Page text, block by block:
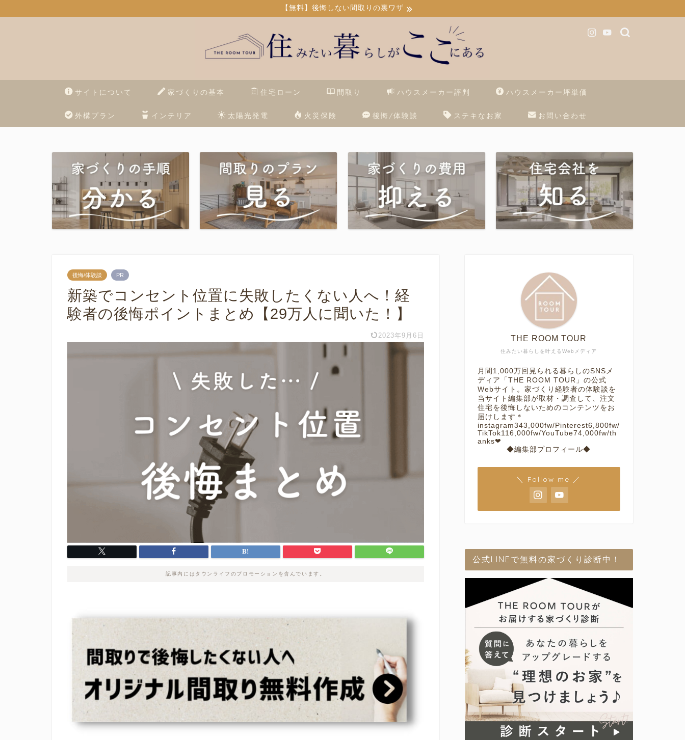
【無料】後悔しない間取りの裏ワザ
サイトについて 家づくりの基本 住宅ローン 間取り ハウスメーカー評判 ハウスメーカー坪単価
外構プラン インテリア 太陽光発電 火災保険 後悔/体験談 ステキなお家 お問い合わせ
後悔/体験談 PR
新築でコンセント位置に失敗したくない人へ！経
験者の後悔ポイントまとめ【29万人に聞いた！】
2023年9月6日
記事内にはタウンライフのプロモーションを含んでいます。
住みたい暮らしを叶えるWebメディア
THE ROOM TOUR
月間1,000万回見られる暮らしのSNSメ
ディア「THE ROOM TOUR」の公式
Webサイト。家づくり経験者の体験談を
当サイト編集部が取材・調査して、注文
住宅を後悔しないためのコンテンツをお
届けします＊
instagram343,000fw/Pinterest6,800fw/
TikTok116,000fw/YouTube74,000fw/th
anks❤︎
◆編集部プロフィール◆
＼ Follow me ／
公式LINEで無料の家づくり診断中！